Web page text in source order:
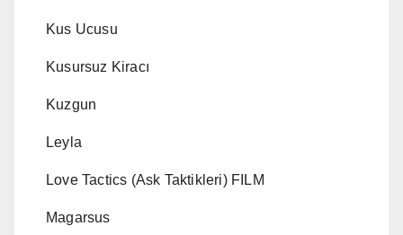
Kus Ucusu
Kusursuz Kiracı
Kuzgun
Leyla
Love Tactics (Ask Taktikleri) FILM
Magarsus